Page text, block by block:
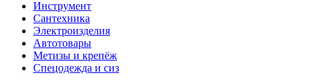
Инструмент
Сантехника
Электроизделия
Автотовары
Метизы и крепёж
Спецодежда и сиз